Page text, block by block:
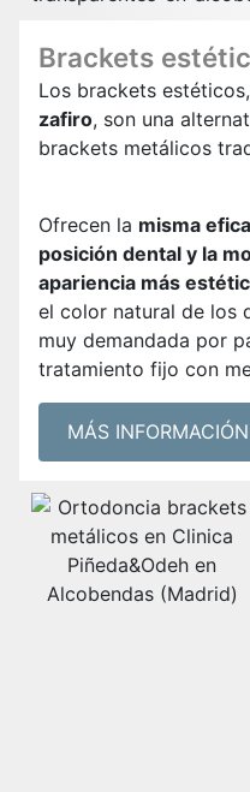
Brackets
Los brackets
zafiro, son una
brackets metálicos
Ofrecen la misma
posición dental y la
apariencia más
el color natural de los
muy demandada por
tratamiento fijo con
MÁS INFORMACIÓN